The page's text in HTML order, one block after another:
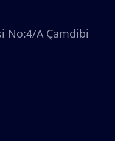
No:4/A Çamdibi